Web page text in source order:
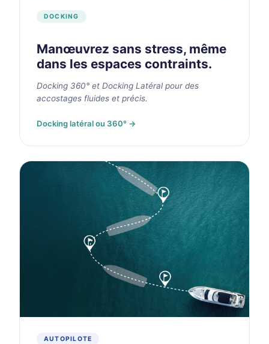
DOCKING
Manœuvrez sans stress, même
dans les espaces contraints.
Docking 360° et Docking Latéral pour des
accostages fluides et précis.
Docking latéral ou 360° →
AUTOPILOTE